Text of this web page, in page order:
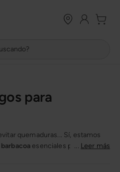
para
quemaduras... Sí, estamos
esenciales para no
... Leer más